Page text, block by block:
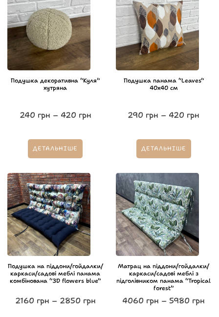
Подушка декоративна “Куля”
хутряна
240 грн – 420 грн
ДЕТАЛЬНІШЕ
Подушка панама “Leaves”
40х40 см
290 грн – 420 грн
ДЕТАЛЬНІШЕ
Подушка на піддони/гойдалки/
каркаси/садові меблі панама
комбінована “3D flowers blue”
2160 грн – 2850 грн
Матрац на піддони/гойдалки/
каркаси/садові меблі з
підголівником панама “Tropical
forest”
4060 грн – 5980 грн